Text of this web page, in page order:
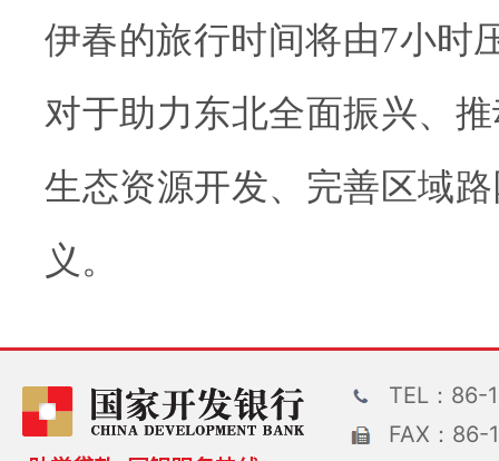
伊春的旅行时间将由7小时
对于助力东北全面振兴、
生态资源开发、完善区域
义。
TEL：86-
FAX：